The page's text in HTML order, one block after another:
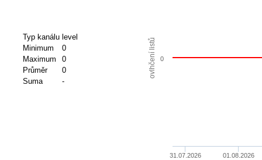
Typ kanálu level
Minimum
0
Maximum
0
Průměr
0
Suma
-
ovlhčení listů
31.07.2026
01.08.2026
0